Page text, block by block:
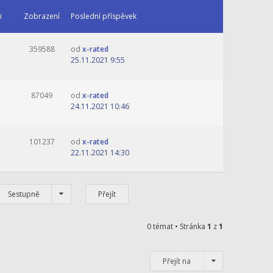
Zobrazení Poslední příspěvek
359588 od x-rated
25.11.2021 9:55
87049 od x-rated
24.11.2021 10:46
101237 od x-rated
22.11.2021 14:30
Sestupně
0 témat • Stránka 1 z1
Přejít na